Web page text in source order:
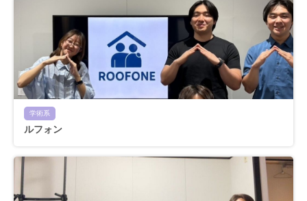
学術系
ルフォン